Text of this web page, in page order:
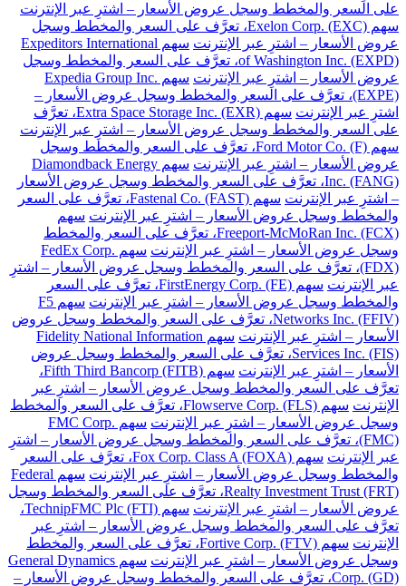
على السعر والمخطط وسجل عروض الأسعار – اشترِ عبر الإنترنت
سهم Exelon Corp. (EXC)، تعرَّف على السعر والمخطط وسجل
عروض الأسعار – اشترِ عبر الإنترنت
سهم Expeditors International
of Washington Inc. (EXPD)، تعرَّف على السعر والمخطط وسجل
عروض الأسعار – اشترِ عبر الإنترنت
سهم Expedia Group Inc.
(EXPE)، تعرَّف على السعر والمخطط وسجل عروض الأسعار –
اشترِ عبر الإنترنت
سهم Extra Space Storage Inc. (EXR)، تعرَّف
على السعر والمخطط وسجل عروض الأسعار – اشترِ عبر الإنترنت
سهم Ford Motor Co. (F)، تعرَّف على السعر والمخطط وسجل
عروض الأسعار – اشترِ عبر الإنترنت
سهم Diamondback Energy
Inc. (FANG)، تعرَّف على السعر والمخطط وسجل عروض الأسعار
– اشترِ عبر الإنترنت
سهم Fastenal Co. (FAST)، تعرَّف على السعر
والمخطط وسجل عروض الأسعار – اشترِ عبر الإنترنت سهم
Freeport-McMoRan Inc. (FCX)، تعرَّف على السعر والمخطط
وسجل عروض الأسعار – اشترِ عبر الإنترنت
سهم FedEx Corp.
(FDX)، تعرَّف على السعر والمخطط وسجل عروض الأسعار – اشترِ
عبر الإنترنت
سهم FirstEnergy Corp. (FE)، تعرَّف على السعر
والمخطط وسجل عروض الأسعار – اشترِ عبر الإنترنت
سهم F5
Networks Inc. (FFIV)، تعرَّف على السعر والمخطط وسجل عروض
الأسعار – اشترِ عبر الإنترنت
سهم Fidelity National Information
Services Inc. (FIS)، تعرَّف على السعر والمخطط وسجل عروض
الأسعار – اشترِ عبر الإنترنت
سهم Fifth Third Bancorp (FITB)،
تعرَّف على السعر والمخطط وسجل عروض الأسعار – اشترِ عبر
الإنترنت
سهم Flowserve Corp. (FLS)، تعرَّف على السعر والمخطط
وسجل عروض الأسعار – اشترِ عبر الإنترنت
سهم FMC Corp.
(FMC)، تعرَّف على السعر والمخطط وسجل عروض الأسعار – اشترِ
عبر الإنترنت
سهم Fox Corp. Class A (FOXA)، تعرَّف على السعر
والمخطط وسجل عروض الأسعار – اشترِ عبر الإنترنت
سهم Federal
Realty Investment Trust (FRT)، تعرَّف على السعر والمخطط وسجل
عروض الأسعار – اشترِ عبر الإنترنت
سهم TechnipFMC Plc (FTI)،
تعرَّف على السعر والمخطط وسجل عروض الأسعار – اشترِ عبر
الإنترنت
سهم Fortive Corp. (FTV)، تعرَّف على السعر والمخطط
وسجل عروض الأسعار – اشترِ عبر الإنترنت
سهم General Dynamics
Corp. (GD)، تعرَّف على السعر والمخطط وسجل عروض الأسعار –